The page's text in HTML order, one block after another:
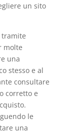
un sito
tramite
molte
una
stesso e al
consultare
corretto e
le
una